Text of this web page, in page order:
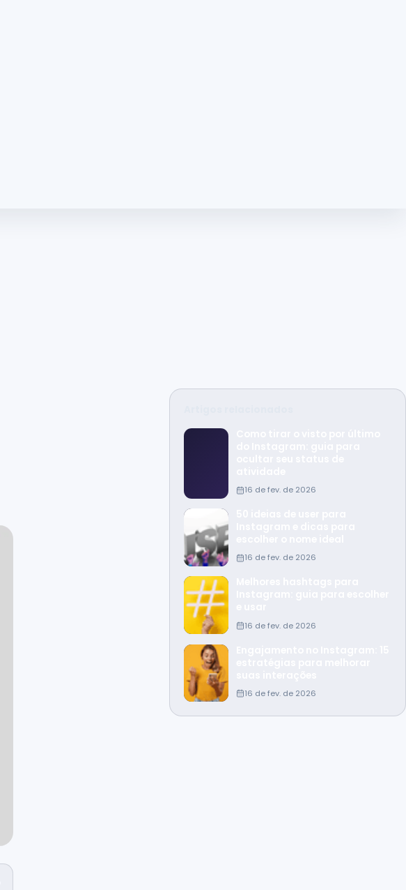
16 de fev. de 2026
16 de fev. de 2026
16 de fev. de 2026
16 de fev. de 2026